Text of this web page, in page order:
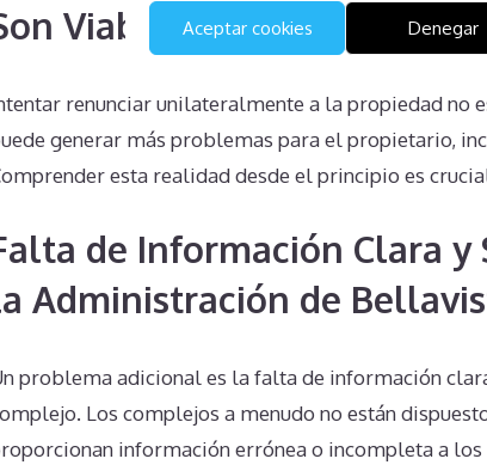
Aceptar cookies Denegar
Viables
renunciar unilateralmente a la propiedad no
generar más problemas para el propietario,
esta realidad desde el principio es
de Información Clara y
Administración de
problema adicional es la falta de información
Los complejos a menudo no están
información errónea o incompleta a